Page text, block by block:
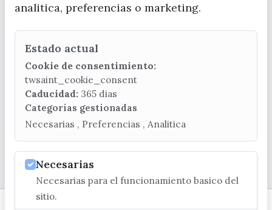
(+34) 952 541 104
turismo@velezmalaga.es
C/ Poniente, 2. CP 29740 - Torre del Mar
© EXCMO. AYUNTAMIENTO DE VÉLEZ-MÁLAGA
analitica, preferencias o marketing.
Estado actual
Cookie de consentimiento:
twsaint_cookie_consent
Caducidad: 365 dias
Categorias gestionadas
Necesarias , Preferencias , Analitica
Necesarias
Necesarias para el funcionamiento basico del
sitio.